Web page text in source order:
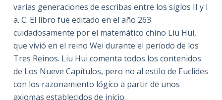
varias generaciones de escribas entre los siglos II y I
a. C. El libro fue editado en el año 263
cuidadosamente por el matemático chino Liu Hui,
que vivió en el reino Wei durante el período de los
Tres Reinos. Liu Hui comenta todos los contenidos
de Los Nueve Capítulos, pero no al estilo de Euclides
con los razonamiento lógico a partir de unos
axiomas establecidos de inicio.